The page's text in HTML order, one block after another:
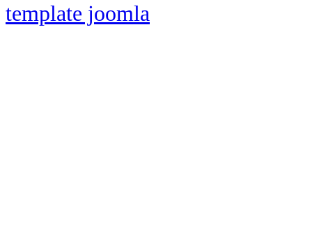
template joomla